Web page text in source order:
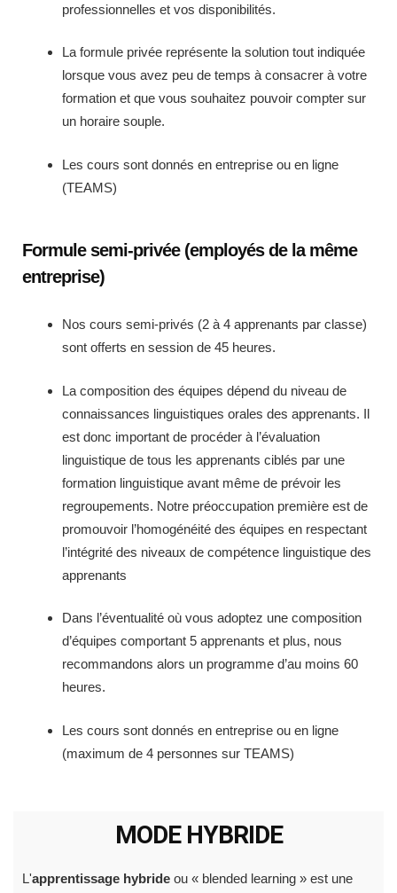
professionnelles et vos disponibilités.
La formule privée représente la solution tout indiquée
lorsque vous avez peu de temps à consacrer à votre
formation et que vous souhaitez pouvoir compter sur
un horaire souple.
Les cours sont donnés en entreprise ou en ligne
(TEAMS)
Formule semi-privée (employés de la même
entreprise)
Nos cours semi-privés (2 à 4 apprenants par classe)
sont offerts en session de 45 heures.
La composition des équipes dépend du niveau de
connaissances linguistiques orales des apprenants. Il
est donc important de procéder à l’évaluation
linguistique de tous les apprenants ciblés par une
formation linguistique avant même de prévoir les
regroupements. Notre préoccupation première est de
promouvoir l’homogénéité des équipes en respectant
l’intégrité des niveaux de compétence linguistique des
apprenants
Dans l’éventualité où vous adoptez une composition
d’équipes comportant 5 apprenants et plus, nous
recommandons alors un programme d’au moins 60
heures.
Les cours sont donnés en entreprise ou en ligne
(maximum de 4 personnes sur TEAMS)
MODE HYBRIDE
L'apprentissage hybride ou « blended learning » est une